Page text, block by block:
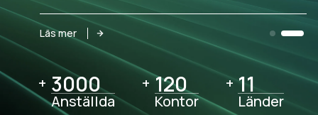
Läs mer
+ 3000
3000
Anställda
+ 120
120
Kontor
+ 11
11
Länder